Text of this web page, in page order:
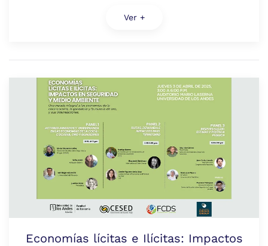
Ver +
Economías lícitas e Ilícitas: Impactos